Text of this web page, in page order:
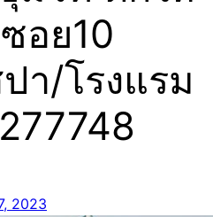
อย10
า/โรงแรม
2023